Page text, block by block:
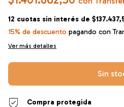
12 cuotas sin interés de
15% de descuento pagando con
Ver más detalles
Compra protegida